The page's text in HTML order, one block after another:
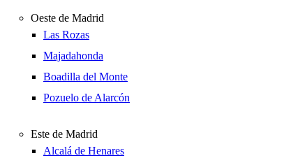
Oeste de Madrid
Las Rozas
Majadahonda
Boadilla del Monte
Pozuelo de Alarcón
Este de Madrid
Alcalá de Henares